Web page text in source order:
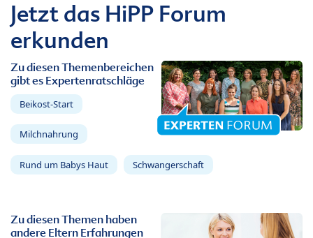
Jetzt das HiPP Forum
erkunden
Zu diesen Themenbereichen
gibt es Expertenratschläge
Beikost-Start
Milchnahrung
Rund um Babys Haut Schwangerschaft
Zu diesen Themen haben
andere Eltern Erfahrungen